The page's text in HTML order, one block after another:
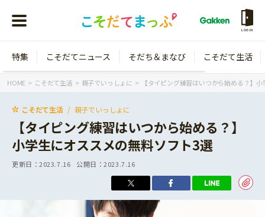
LOGIN
年齢から探す
1歳
特集 こそだてニュース そだち＆まなび こそだて生活
HOME こそだて生活 親子でいっしょに 【タイピング練習はいつから始める？】
こそだて生活 親子でいっしょに
【タイピング練習はいつから始める？】
小学生にオススメの無料ソフト3選
更新日：2023.7.16 公開日：2023.7.16